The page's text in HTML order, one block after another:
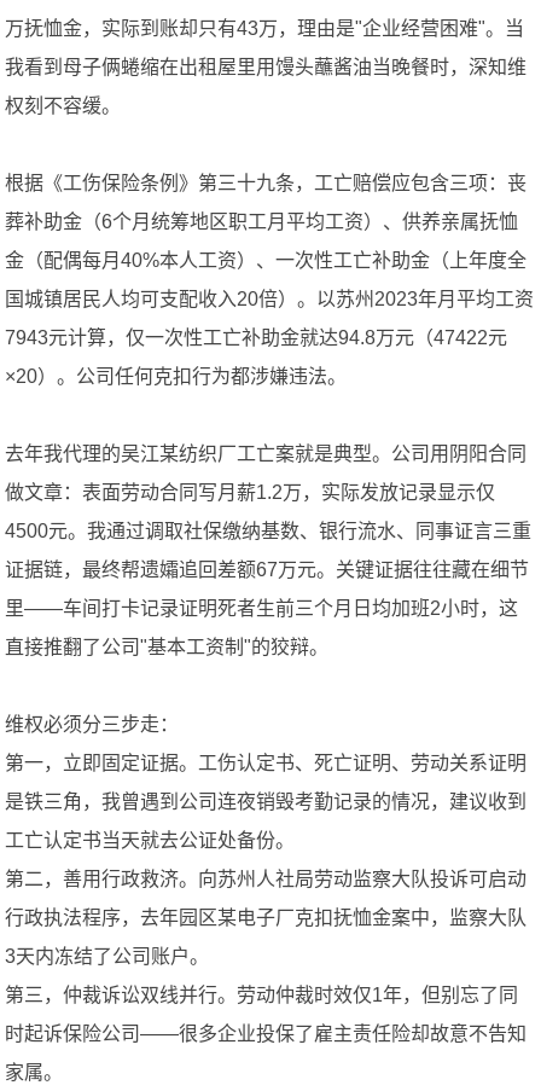
万抚恤金，实际到账却只有43万，理由是"企业经营困难"。当
我看到母子俩蜷缩在出租屋里用馒头蘸酱油当晚餐时，深知维
权刻不容缓。
根据《工伤保险条例》第三十九条，工亡赔偿应包含三项：丧
葬补助金（6个月统筹地区职工月平均工资）、供养亲属抚恤
金（配偶每月40%本人工资）、一次性工亡补助金（上年度全
国城镇居民人均可支配收入20倍）。以苏州2023年月平均工资
7943元计算，仅一次性工亡补助金就达94.8万元（47422元
×20）。公司任何克扣行为都涉嫌违法。
去年我代理的吴江某纺织厂工亡案就是典型。公司用阴阳合同
做文章：表面劳动合同写月薪1.2万，实际发放记录显示仅
4500元。我通过调取社保缴纳基数、银行流水、同事证言三重
证据链，最终帮遗孀追回差额67万元。关键证据往往藏在细节
里——车间打卡记录证明死者生前三个月日均加班2小时，这
直接推翻了公司"基本工资制"的狡辩。
维权必须分三步走：
第一，立即固定证据。工伤认定书、死亡证明、劳动关系证明
是铁三角，我曾遇到公司连夜销毁考勤记录的情况，建议收到
工亡认定书当天就去公证处备份。
第二，善用行政救济。向苏州人社局劳动监察大队投诉可启动
行政执法程序，去年园区某电子厂克扣抚恤金案中，监察大队
3天内冻结了公司账户。
第三，仲裁诉讼双线并行。劳动仲裁时效仅1年，但别忘了同
时起诉保险公司——很多企业投保了雇主责任险却故意不告知
家属。